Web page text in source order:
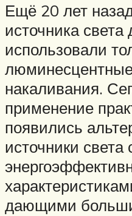
Ещё 20 лет
источника
использовали
накаливания.
применение
появились
источники света
дающими